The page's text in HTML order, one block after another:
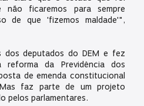
não ficaremos para sempre
de que 'fizemos maldade'",
dos deputados do DEM e fez
reforma da Previdência dos
de emenda constitucional
faz parte de um projeto
pelos parlamentares.